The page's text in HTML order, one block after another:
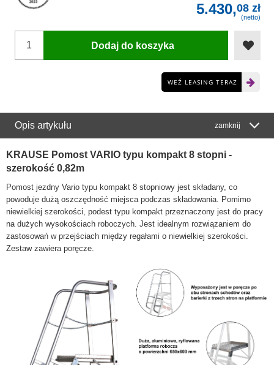
5.430,08 zł
(netto)
Dodaj do koszyka
WEŹ LEASING TERAZ
Opis artykułu zamknij
KRAUSE Pomost VARIO typu kompakt 8 stopni -
szerokość 0,82m
Pomost jezdny Vario typu kompakt 8 stopniowy jest składany, co
powoduje dużą oszczędność miejsca podczas składowania. Pomimo
niewielkiej szerokości, podest typu kompakt przeznaczony jest do pracy
na dużych wysokościach roboczych. Jest idealnym rozwiązaniem do
zastosowań w przejściach między regałami o niewielkiej szerokości.
Zestaw zawiera poręcze.